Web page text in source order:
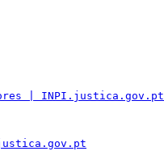
| INPI.justica.gov.pt